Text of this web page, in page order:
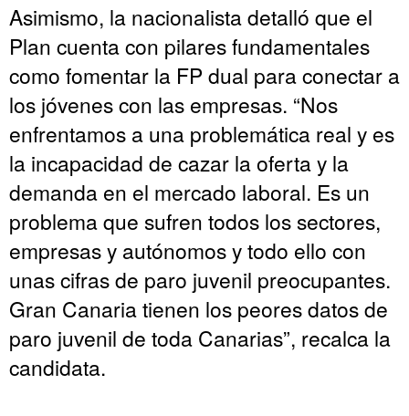
Asimismo, la nacionalista detalló que el
Plan cuenta con pilares fundamentales
como fomentar la FP dual para conectar a
los jóvenes con las empresas. “Nos
enfrentamos a una problemática real y es
la incapacidad de cazar la oferta y la
demanda en el mercado laboral. Es un
problema que sufren todos los sectores,
empresas y autónomos y todo ello con
unas cifras de paro juvenil preocupantes.
Gran Canaria tienen los peores datos de
paro juvenil de toda Canarias”, recalca la
candidata.